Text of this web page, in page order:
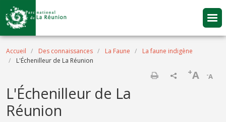
Aller au contenu principal
Fil d'Ariane
Accueil Des connaissances La Faune
La faune indigène
L'Échenilleur de La Réunion
-A
+A
L'Échenilleur de La
Réunion